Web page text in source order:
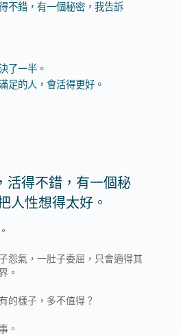
不錯，有一個秘密，我告訴
了一半。
足的人，會活得更好。
活得不錯，有一個秘
人性想得太好。
怨氣，一肚子委屈，只會適得其
。
的樣子，多不值得？
。